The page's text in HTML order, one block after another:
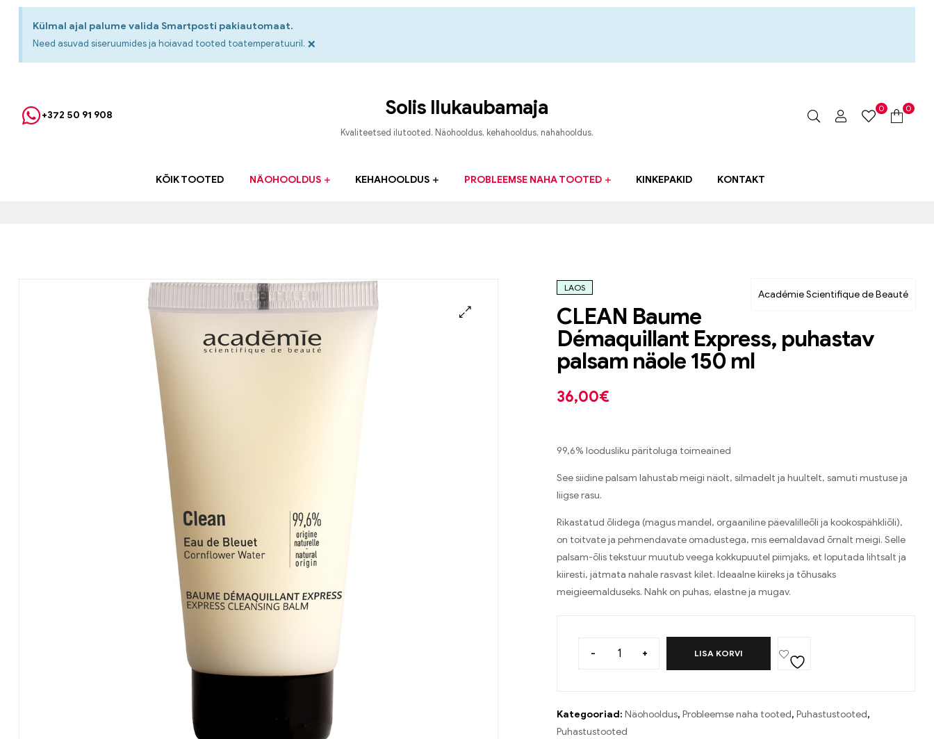
Külmal ajal palume valida Smartposti pakiautomaat.
Need asuvad siseruumides ja hoiavad tooted toatemperatuuril. ×
+372 50 91 908 Solis Ilukaubamaja
Kvaliteetsed ilutooted. Näohooldus, kehahooldus, nahahooldus.
0 0
KÕIK TOOTED NÄOHOOLDUS KEHAHOOLDUS PROBLEEMSE NAHA TOOTED KINKEPAKID KONTAKT
Académie Scientifique de Beauté
LAOS
CLEAN Baume
Démaquillant Express, puhastav
palsam näole 150 ml
36,00€
99,6% loodusliku päritoluga toimeained
See siidine palsam lahustab meigi näolt, silmadelt ja huultelt, samuti mustuse ja
liigse rasu.
Rikastatud õlidega (magus mandel, orgaaniline päevalilleõli ja kookospähkliõli),
on toitvate ja pehmendavate omadustega, mis eemaldavad õrnalt meigi. Selle
palsam-õlis tekstuur muutub veega kokkupuutel piimjaks, et loputada lihtsalt ja
kiiresti, jätmata nahale rasvast kilet. Ideaalne kiireks ja tõhusaks
meigieemalduseks. Nahk on puhas, elastne ja mugav.
- + LISA KORVI
Kategooriad: Näohooldus, Probleemse naha tooted, Puhastustooted,
Puhastustooted